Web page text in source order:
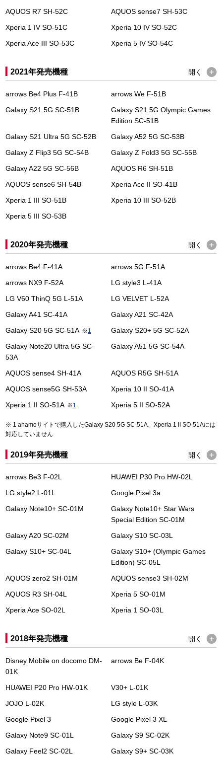
AQUOS R7 SH-52C
AQUOS sense7 SH-53C
Xperia 1 IV SO-51C
Xperia 10 IV SO-52C
Xperia Ace III SO-53C
Xperia 5 IV SO-54C
2021年発売機種 開く
arrows Be4 Plus F-41B
arrows We F-51B
Galaxy S21 5G SC-51B
Galaxy S21 5G Olympic Games
Edition SC-51B
Galaxy S21 Ultra 5G SC-52B
Galaxy A52 5G SC-53B
Galaxy Z Flip3 5G SC-54B
Galaxy Z Fold3 5G SC-55B
Galaxy A22 5G SC-56B
AQUOS R6 SH-51B
AQUOS sense6 SH-54B
Xperia Ace II SO-41B
Xperia 1 III SO-51B
Xperia 10 III SO-52B
Xperia 5 III SO-53B
2020年発売機種 開く
arrows Be4 F-41A
arrows 5G F-51A
arrows NX9 F-52A
LG style3 L-41A
LG V60 ThinQ 5G L-51A
LG VELVET L-52A
Galaxy A41 SC-41A
Galaxy A21 SC-42A
Galaxy S20 5G SC-51A ※1
Galaxy S20+ 5G SC-52A
Galaxy Note20 Ultra 5G SC-
53A
Galaxy A51 5G SC-54A
AQUOS sense4 SH-41A
AQUOS R5G SH-51A
AQUOS sense5G SH-53A
Xperia 10 II SO-41A
Xperia 1 II SO-51A ※1 Xperia 5 II SO-52A
1 ahamoサイトで購入したGalaxy S20 5G SC-51A、Xperia 1 II SO-51Aには
対応していません
2019年発売機種 開く
arrows Be3 F-02L
HUAWEI P30 Pro HW-02L
LG style2 L-01L
Google Pixel 3a
Galaxy Note10+ SC-01M
Galaxy Note10+ Star Wars
Special Edition SC-01M
Galaxy A20 SC-02M
Galaxy S10 SC-03L
Galaxy S10+ SC-04L
Galaxy S10+ (Olympic Games
Edition) SC-05L
AQUOS zero2 SH-01M
AQUOS sense3 SH-02M
AQUOS R3 SH-04L
Xperia 5 SO-01M
Xperia Ace SO-02L
Xperia 1 SO-03L
2018年発売機種 開く
Disney Mobile on docomo DM-
01K
arrows Be F-04K
HUAWEI P20 Pro HW-01K
V30+ L-01K
JOJO L-02K
LG style L-03K
Google Pixel 3
Google Pixel 3 XL
Galaxy Note9 SC-01L
Galaxy S9 SC-02K
Galaxy Feel2 SC-02L
Galaxy S9+ SC-03K